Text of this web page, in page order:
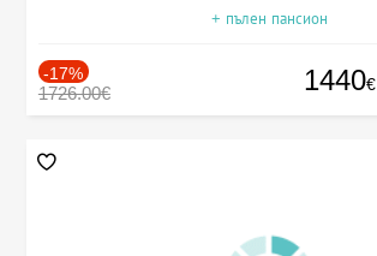
+ пълен пансион
-17%
1726.00€ 1440€